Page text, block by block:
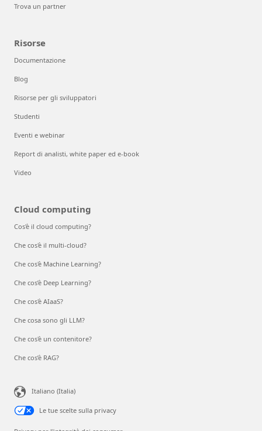
Trova un partner
Risorse
Documentazione
Blog
Risorse per gli sviluppatori
Studenti
Eventi e webinar
Report di analisti, white paper ed e-book
Video
Cloud computing
Cos'è il cloud computing?
Che cos'è il multi-cloud?
Che cos'è Machine Learning?
Che cos’è Deep Learning?
Che cos'è AIaaS?
Che cosa sono gli LLM?
Che cos'è un contenitore?
Che cos’è RAG?
Italiano (Italia)
Le tue scelte sulla privacy